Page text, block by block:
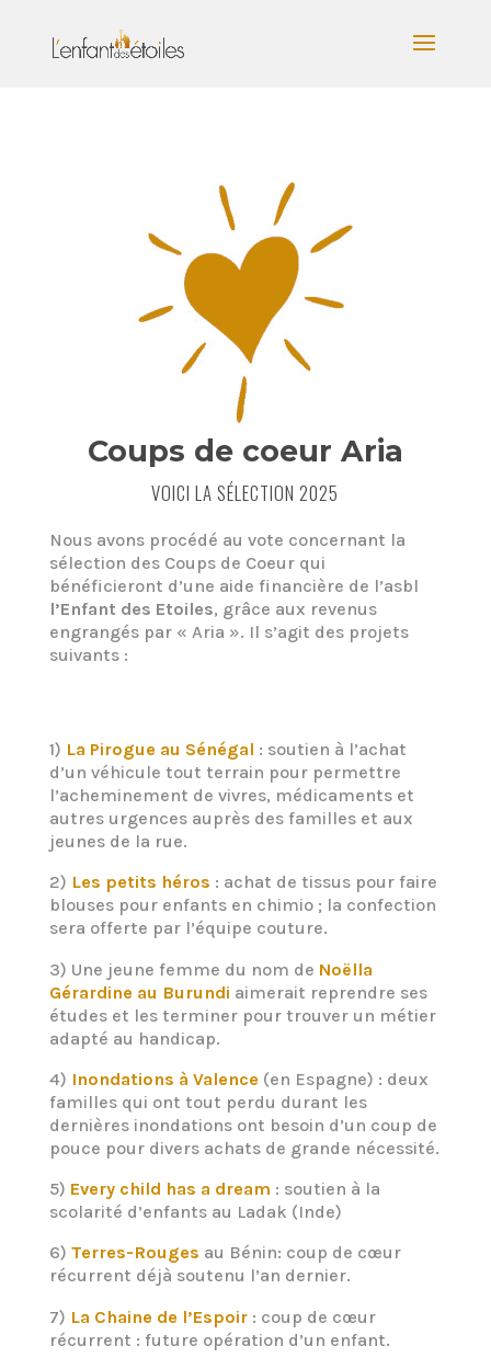
Coups de coeur Aria
VOICI LA SÉLECTION 2025
Nous avons procédé au vote concernant la
sélection des Coups de Coeur qui
bénéficieront d’une aide financière de l’asbl
l’Enfant des Etoiles, grâce aux revenus
engrangés par « Aria ». Il s’agit des projets
suivants :
1) La Pirogue au Sénégal : soutien à l’achat
d’un véhicule tout terrain pour permettre
l’acheminement de vivres, médicaments et
autres urgences auprès des familles et aux
jeunes de la rue.
2) Les petits héros : achat de tissus pour faire
blouses pour enfants en chimio ; la confection
sera offerte par l’équipe couture.
3) Une jeune femme du nom de Noëlla
Gérardine au Burundi aimerait reprendre ses
études et les terminer pour trouver un métier
adapté au handicap.
4) Inondations à Valence (en Espagne) : deux
familles qui ont tout perdu durant les
dernières inondations ont besoin d’un coup de
pouce pour divers achats de grande nécessité.
5) Every child has a dream : soutien à la
scolarité d’enfants au Ladak (Inde)
6) Terres-Rouges au Bénin: coup de cœur
récurrent déjà soutenu l’an dernier.
7) La Chaine de l’Espoir: coup de cœur
récurrent : future opération d’un enfant.